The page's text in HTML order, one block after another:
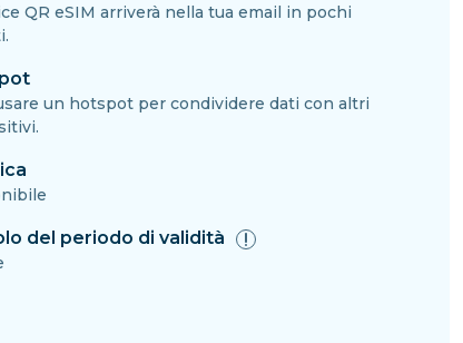
QR eSIM arriverà nella tua email in pochi
un hotspot per condividere dati con altri
del periodo di validità